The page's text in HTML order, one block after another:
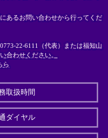
あるお問い合わせから行ってくだ
22-6111（代表）または福知山
合わせください。
ら
取扱時間
ダイヤル